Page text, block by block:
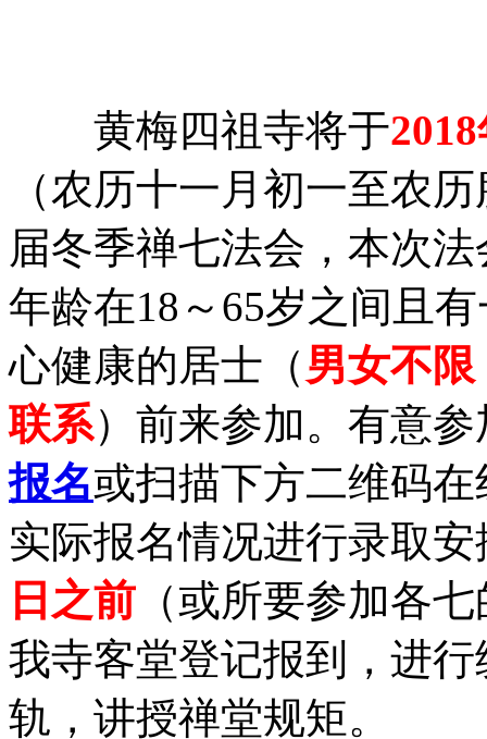
黄梅四祖寺将于
（农历十一月初一至农
届冬季禅七法会，本次
年龄在18～65岁之间且
心健康的居士（ 男女不
联系）前来参加。有意
报名或扫描下方二维码
实际报名情况进行录取
日之前 （或所要参加各
我寺客堂登记报到，进
轨，讲授禅堂规矩。